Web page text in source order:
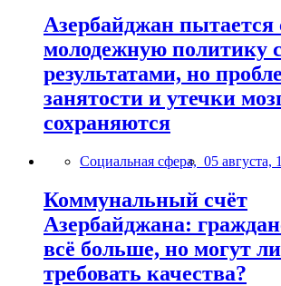
Азербайджан пытается
молодежную политику с
результатами, но
занятости и утечки
сохраняются
Социальная сфера, 05 августа,
Коммунальный счёт
Азербайджана:
всё больше, но могут
требовать качества?